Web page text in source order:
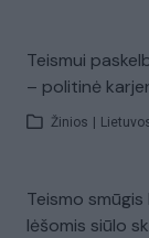
Teismui
– politinė
Žinios |
Teismo
lėšomis siūlo